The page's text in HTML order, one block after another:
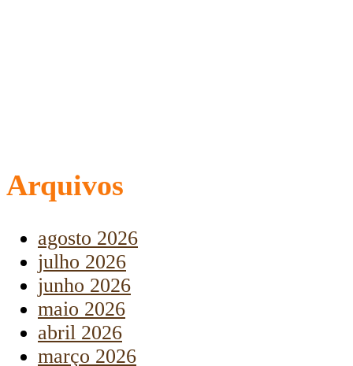
Arquivos
agosto 2026
julho 2026
junho 2026
maio 2026
abril 2026
março 2026